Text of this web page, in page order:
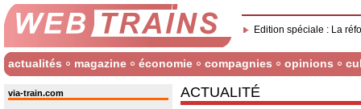
Edition spéciale : La
actualités magazine économie compagnies opinions
via-train.com ACTUALITÉ